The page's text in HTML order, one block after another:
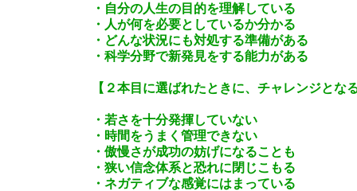
・自分の人生の目的を理解している
・人が何を必要としているか分かる
・どんな状況にも対処する準備がある
・科学分野で新発見をする能力がある
【２本目に選ばれたときに、チャレンジとな
・若さを十分発揮していない
・時間をうまく管理できない
・傲慢さが成功の妨げになることも
・狭い信念体系と恐れに閉じこもる
・ネガティブな感覚にはまっている